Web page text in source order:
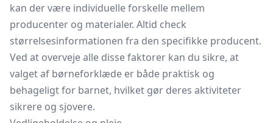
kan der være individuelle forskelle mellem
producenter og materialer. Altid check
størrelsesinformationen fra den specifikke producent.
Ved at overveje alle disse faktorer kan du sikre, at
valget af børneforklæde er både praktisk og
behageligt for barnet, hvilket gør deres aktiviteter
sikrere og sjovere.